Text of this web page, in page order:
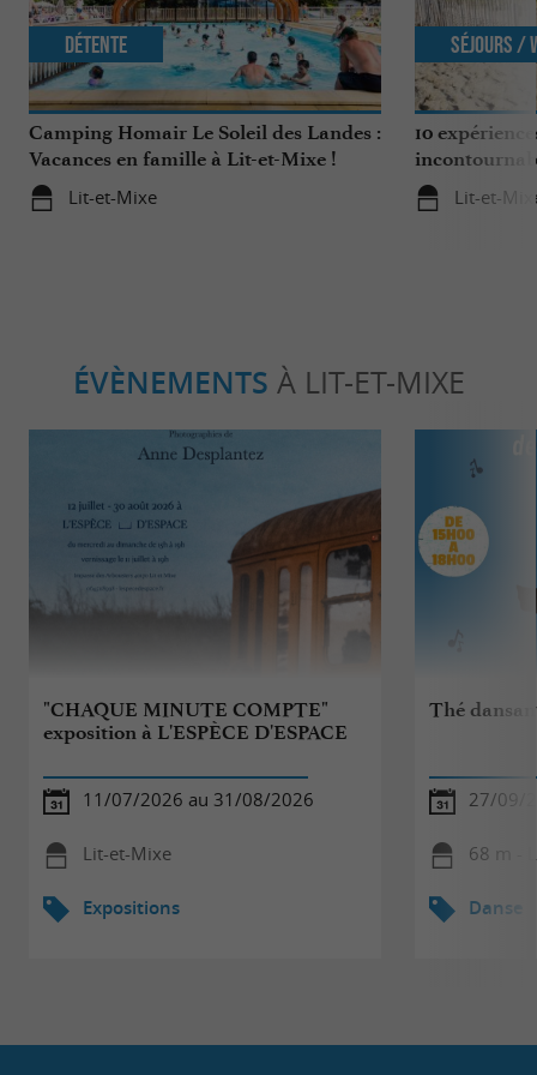
Camping Homair Le Soleil des Landes :
Vacances en famille à Lit-et-Mixe !
Lit-et-Mixe
Détente
10
Nature
Lit-et-
Séjours /
ÉVÈNEMENTS À LIT-ET-MIXE
"CHAQUE MINUTE COMPTE"
exposition à L'ESPÈCE D'ESPACE
11/07/2026 au 31/08/2026
Lit-et-Mixe
Expositions
Thé
27/09/
68 m -
Danse